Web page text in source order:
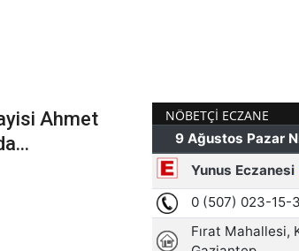
Ahmet
NÖBETÇI ECZANE